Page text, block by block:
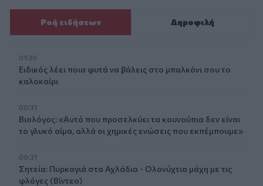
Ροή ειδήσεων Δημοφιλή
01:30
Ειδικός λέει ποια φυτά να βάλεις στο μπαλκόνι σου το
καλοκαίρι
00:31
Βιολόγος: «Αυτό που προσελκύει τα κουνούπια δεν είναι
το γλυκό αίμα, αλλά οι χημικές ενώσεις που εκπέμπουμε»
00:31
Σητεία: Πυρκαγιά στα Αχλάδια - Ολονύχτια μάχη με τις
φλόγες (Βίντεο)